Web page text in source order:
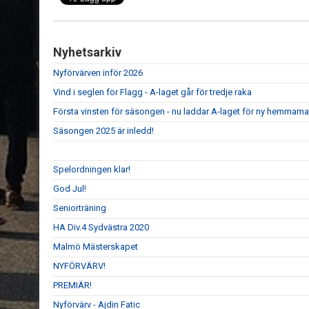
Nyhetsarkiv
Nyförvärven inför 2026
Vind i seglen för Flagg - A-laget går för tredje raka
Första vinsten för säsongen - nu laddar A-laget för ny
Säsongen 2025 är inledd!
Spelordningen klar!
God Jul!
Seniorträning
HA Div.4 Sydvästra 2020
Malmö Mästerskapet
NYFÖRVÄRV!
PREMIÄR!
Nyförvärv - Ajdin Fatic